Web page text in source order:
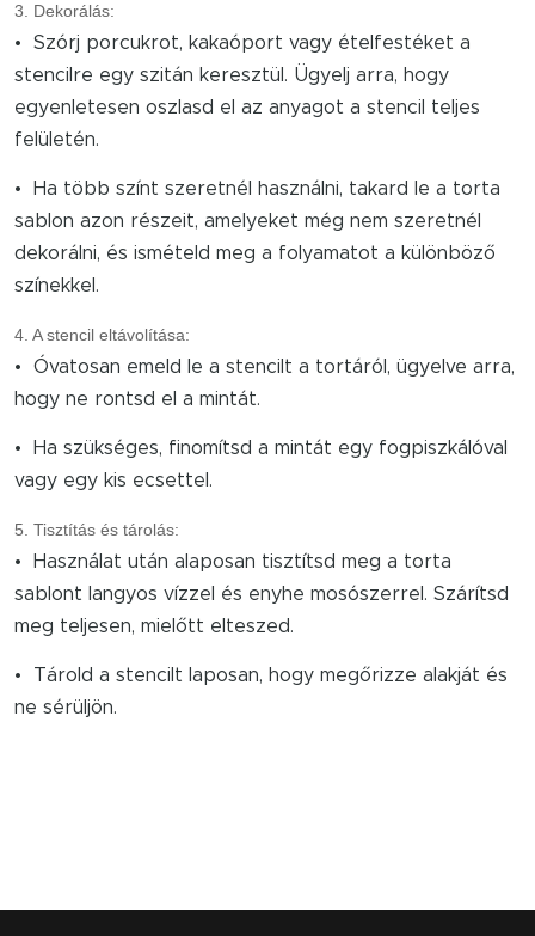
3. Dekorálás:
• Szórj porcukrot, kakaóport vagy ételfestéket a
stencilre egy szitán keresztül. Ügyelj arra, hogy
egyenletesen oszlasd el az anyagot a stencil teljes
felületén.
• Ha több színt szeretnél használni, takard le a torta
sablon azon részeit, amelyeket még nem szeretnél
dekorálni, és ismételd meg a folyamatot a különböző
színekkel.
4. A stencil eltávolítása:
• Óvatosan emeld le a stencilt a tortáról, ügyelve arra,
hogy ne rontsd el a mintát.
• Ha szükséges, finomítsd a mintát egy fogpiszkálóval
vagy egy kis ecsettel.
5. Tisztítás és tárolás:
• Használat után alaposan tisztítsd meg a torta
sablont langyos vízzel és enyhe mosószerrel. Szárítsd
meg teljesen, mielőtt elteszed.
• Tárold a stencilt laposan, hogy megőrizze alakját és
ne sérüljön.